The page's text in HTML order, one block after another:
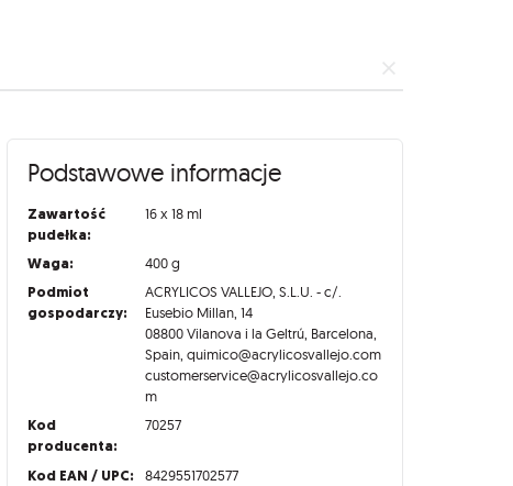
Podstawowe informacje
Zawartość
pudełka:
16 x 18 ml
Waga: 400 g
Podmiot
gospodarczy:
ACRYLICOS VALLEJO, S.L.U. - c/.
Eusebio Millan, 14
08800 Vilanova i la Geltrú, Barcelona,
Spain, quimico@acrylicosvallejo.com
customerservice@acrylicosvallejo.co
m
Kod
producenta:
70257
Kod EAN / UPC: 8429551702577